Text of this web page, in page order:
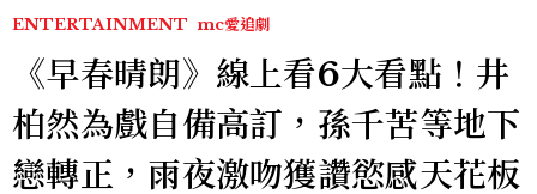
ENTERTAINMENT mc愛追劇
《早春晴朗》線上看6大看點！井
柏然為戲自備高訂，孫千苦等地下
戀轉正，雨夜激吻獲讚慾感天花板